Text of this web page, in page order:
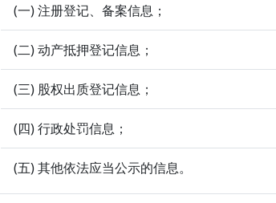
(一) 注册登记、备案信息；
(二) 动产抵押登记信息；
(三) 股权出质登记信息；
(四) 行政处罚信息；
(五) 其他依法应当公示的信息。